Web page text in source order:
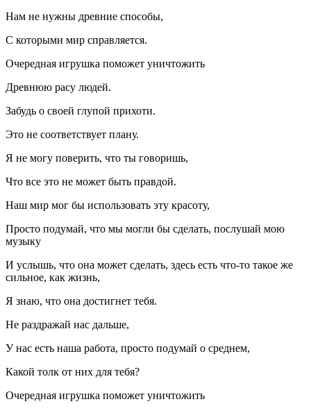
Нам не нужны древние способы,
С которыми мир справляется.
Очередная игрушка поможет уничтожить
Древнюю расу людей.
Забудь о своей глупой прихоти.
Это не соответствует плану.
Я не могу поверить, что ты говоришь,
Что все это не может быть правдой.
Наш мир мог бы использовать эту красоту,
Просто подумай, что мы могли бы сделать, послушай мою
музыку
И услышь, что она может сделать, здесь есть что-то такое же
сильное, как жизнь,
Я знаю, что она достигнет тебя.
Не раздражай нас дальше,
У нас есть наша работа, просто подумай о среднем,
Какой толк от них для тебя?
Очередная игрушка поможет уничтожить